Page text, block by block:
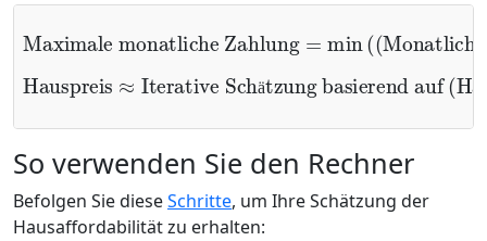
Maximale monatliche Zahlung= min((Monatliches Einkommen×DTI)
−Monatliche Schulden,
Monatliches Einkommen×Wohnverhältnis)
ä
Hauspreis ≈
Iterative Schätzung basierend auf(
Hauptbetrag + Zinsen + Steuern + Versicherung + HOA-Gebühren≤
Maximale Zahlung)
So verwenden Sie den Rechner
Befolgen Sie dieseSchritte, um Ihre Schätzung der
Hausaffordabilität zu erhalten: